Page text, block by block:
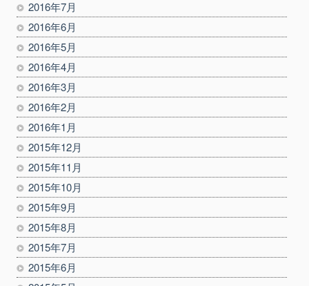
2016年7月
2016年6月
2016年5月
2016年4月
2016年3月
2016年2月
2016年1月
2015年12月
2015年11月
2015年10月
2015年9月
2015年8月
2015年7月
2015年6月